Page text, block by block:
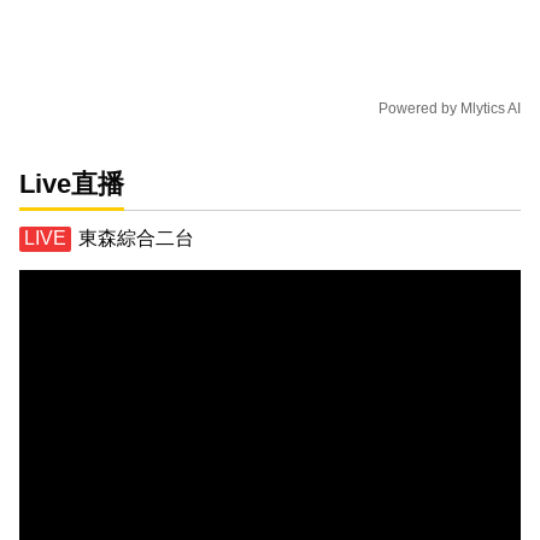
Powered by Mlytics AI
Live直播
東森綜合二台